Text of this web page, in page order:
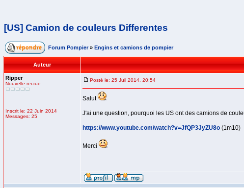
[US] Camion de couleurs Differentes
Forum Pompier » Engins et camions de pompier
Auteur
Ripper
Nouvelle recrue
Inscrit le: 22 Juin 2014
Messages: 25
Posté le: 25 Juil 2014, 20:54
Salut
J'ai une question, pourquoi les US ont des camions de
https://www.youtube.com/watch?v=JfQP3JyZU8o (1m10)
Merci